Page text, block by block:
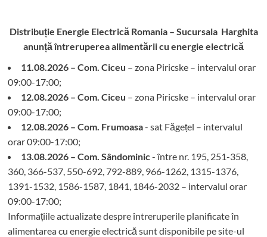
Distribuție Energie Electrică Romania – Sucursala Harghita
anunță întreruperea alimentării cu energie electrică
11.08.2026 – Com. Ciceu – zona Piricske – intervalul orar
09:00-17:00;
12.08.2026 – Com. Ciceu – zona Piricske – intervalul orar
09:00-17:00;
12.08.2026 – Com. Frumoasa- sat Făgețel – intervalul
orar 09:00-17:00;
13.08.2026 – Com. Sândominic - între nr. 195, 251-358,
360, 366-537, 550-692, 792-889, 966-1262, 1315-1376,
1391-1532, 1586-1587, 1841, 1846-2032 – intervalul orar
09:00-17:00;
Informațiile actualizate despre întreruperile planificate în
alimentarea cu energie electrică sunt disponibile pe site-ul